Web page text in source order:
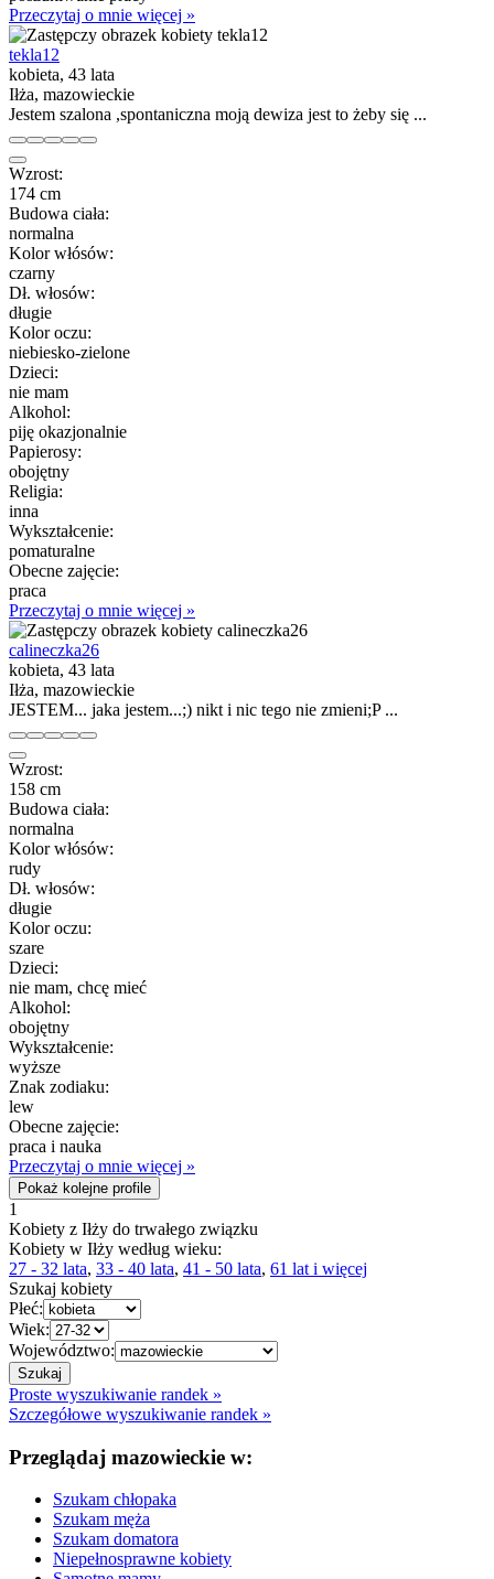
Przeczytaj o mnie więcej »
tekla12
kobieta, 43 lata
Iłża, mazowieckie
Jestem szalona ,spontaniczna moją dewiza jest to żeby się ...
Wzrost:
174 cm
Budowa ciała:
normalna
Kolor włósów:
czarny
Dł. włosów:
długie
Kolor oczu:
niebiesko-zielone
Dzieci:
nie mam
Alkohol:
piję okazjonalnie
Papierosy:
obojętny
Religia:
inna
Wykształcenie:
pomaturalne
Obecne zajęcie:
praca
Przeczytaj o mnie więcej »
calineczka26
kobieta, 43 lata
Iłża, mazowieckie
JESTEM... jaka jestem...;) nikt i nic tego nie zmieni;P ...
Wzrost:
158 cm
Budowa ciała:
normalna
Kolor włósów:
rudy
Dł. włosów:
długie
Kolor oczu:
szare
Dzieci:
nie mam, chcę mieć
Alkohol:
obojętny
Wykształcenie:
wyższe
Znak zodiaku:
lew
Obecne zajęcie:
praca i nauka
Przeczytaj o mnie więcej »
Pokaż kolejne profile
1
Kobiety z Iłży do trwałego związku
Kobiety w Iłży według wieku:
27 - 32 lata, 33 - 40 lata, 41 - 50 lata, 61 lat i więcej
Szukaj kobiety
Płeć:
Wiek:
Województwo:
Proste wyszukiwanie randek »
Szczegółowe wyszukiwanie randek »
Przeglądaj mazowieckie w:
Szukam chłopaka
Szukam męża
Szukam domatora
Niepełnosprawne kobiety